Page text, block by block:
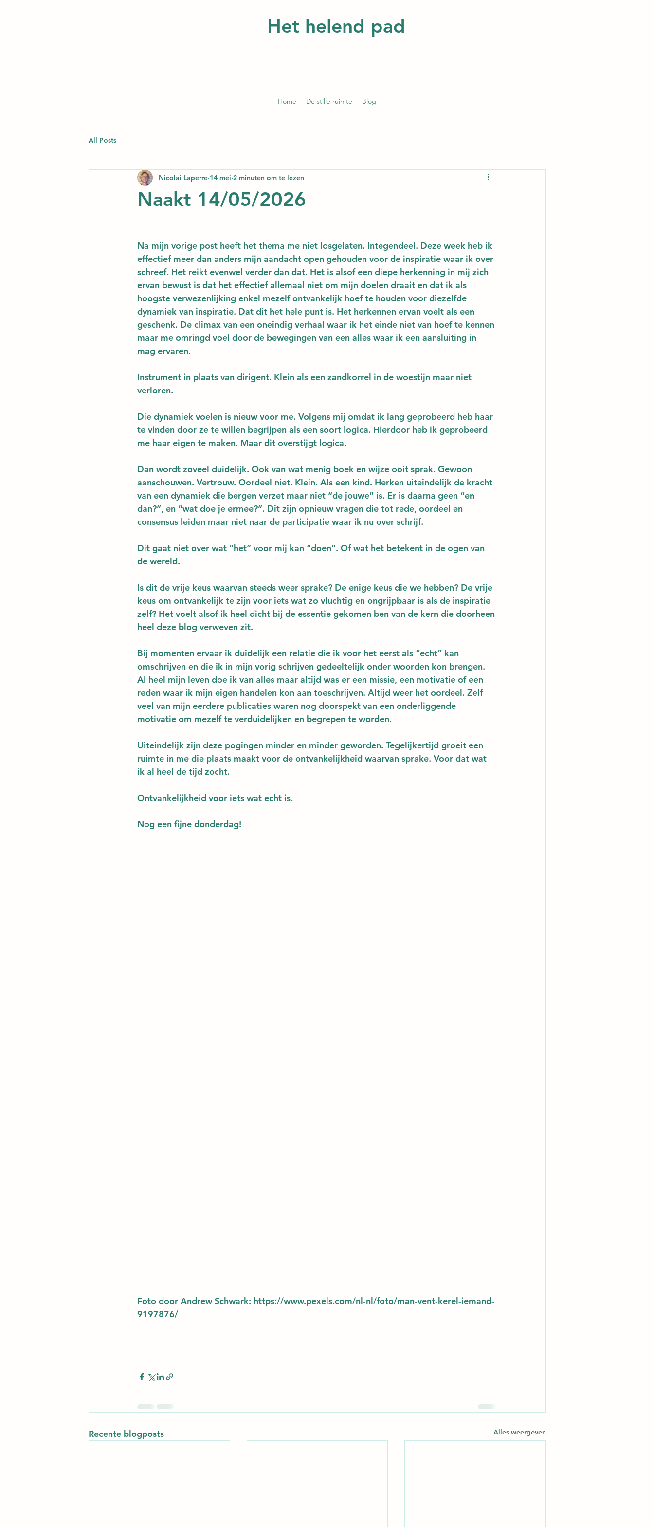
Het helend pad
Home De stille ruimte Blog
All Posts
Naakt 14/05/2026
Nicolai Laperre 14 mei 2 minuten om te lezen
Na mijn vorige post heeft het thema me niet losgelaten. Integendeel. Deze week heb ik
effectief meer dan anders mijn aandacht open gehouden voor de inspiratie waar ik over
schreef. Het reikt evenwel verder dan dat. Het is alsof een diepe herkenning in mij zich
ervan bewust is dat het effectief allemaal niet om mijn doelen draait en dat ik als
hoogste verwezenlijking enkel mezelf ontvankelijk hoef te houden voor diezelfde
dynamiek van inspiratie. Dat dit het hele punt is. Het herkennen ervan voelt als een
geschenk. De climax van een oneindig verhaal waar ik het einde niet van hoef te kennen
maar me omringd voel door de bewegingen van een alles waar ik een aansluiting in
mag ervaren.
Instrument in plaats van dirigent. Klein als een zandkorrel in de woestijn maar niet
verloren.
Die dynamiek voelen is nieuw voor me. Volgens mij omdat ik lang geprobeerd heb haar
te vinden door ze te willen begrijpen als een soort logica. Hierdoor heb ik geprobeerd
me haar eigen te maken. Maar dit overstijgt logica.
Dan wordt zoveel duidelijk. Ook van wat menig boek en wijze ooit sprak. Gewoon
aanschouwen. Vertrouw. Oordeel niet. Klein. Als een kind. Herken uiteindelijk de kracht
van een dynamiek die bergen verzet maar niet “de jouwe” is. Er is daarna geen “en
dan?”, en “wat doe je ermee?”. Dit zijn opnieuw vragen die tot rede, oordeel en
consensus leiden maar niet naar de participatie waar ik nu over schrijf.
Dit gaat niet over wat “het” voor mij kan “doen”. Of wat het betekent in de ogen van
de wereld.
Is dit de vrije keus waarvan steeds weer sprake? De enige keus die we hebben? De vrije
keus om ontvankelijk te zijn voor iets wat zo vluchtig en ongrijpbaar is als de inspiratie
zelf? Het voelt alsof ik heel dicht bij de essentie gekomen ben van de kern die doorheen
heel deze blog verweven zit.
Bij momenten ervaar ik duidelijk een relatie die ik voor het eerst als “echt” kan
omschrijven en die ik in mijn vorig schrijven gedeeltelijk onder woorden kon brengen.
Al heel mijn leven doe ik van alles maar altijd was er een missie, een motivatie of een
reden waar ik mijn eigen handelen kon aan toeschrijven. Altijd weer het oordeel. Zelf
veel van mijn eerdere publicaties waren nog doorspekt van een onderliggende
motivatie om mezelf te verduidelijken en begrepen te worden.
Uiteindelijk zijn deze pogingen minder en minder geworden. Tegelijkertijd groeit een
ruimte in me die plaats maakt voor de ontvankelijkheid waarvan sprake. Voor dat wat
ik al heel de tijd zocht.
Ontvankelijkheid voor iets wat echt is.
Nog een fijne donderdag!
Foto door Andrew Schwark: https://www.pexels.com/nl-nl/foto/man-vent-kerel-iemand-
9197876/
Recente blogposts Alles weergeven